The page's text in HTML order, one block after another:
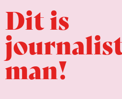
Dit is
man!